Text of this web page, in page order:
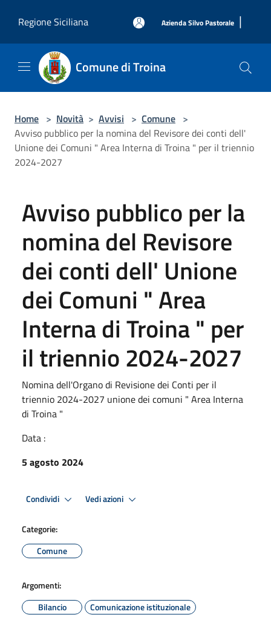
Regione Siciliana
Azienda Silvo Pastorale |
Comune di Troina
Home > Novità > Avvisi > Comune >
Avviso pubblico per la nomina del Revisore dei conti dell'
Unione dei Comuni " Area Interna di Troina " per il triennio
2024-2027
Avviso pubblico per la
nomina del Revisore
dei conti dell' Unione
dei Comuni " Area
Interna di Troina " per
il triennio 2024-2027
Nomina dell'Organo di Revisione dei Conti per il
triennio 2024-2027 unione dei comuni " Area Interna
di Troina "
Data :
5 agosto 2024
Condividi Vedi azioni
Categorie:
Comune
Argomenti:
Bilancio
Comunicazione istituzionale